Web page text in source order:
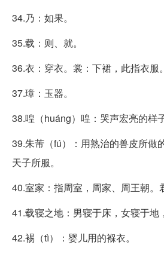
34.乃：如果。
35.载：则、就。
36.衣：穿衣。裳：下裙，此指衣服。
37.璋：玉器。
38.喤（huáng）喤：哭声宏亮的样子
39.朱芾（fú）：用熟治的兽皮所做
天子所服。
40.室家：指周室，周家、周王朝。
41.载寝之地：男寝于床，女寝于地
42.裼（tì）：婴儿用的褓衣。